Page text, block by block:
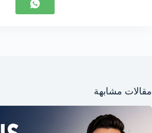
مقالات مشابهة